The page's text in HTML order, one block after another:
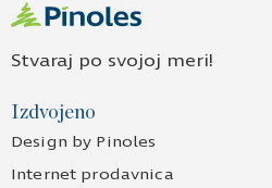
Stvaraj po svojoj meri!
Izdvojeno
Design by Pinoles
Internet prodavnica